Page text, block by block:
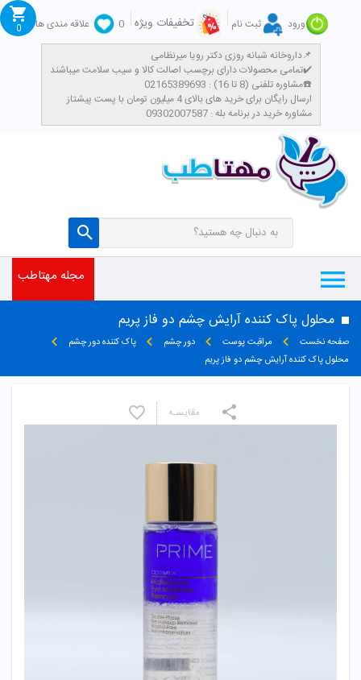
ورود ثبت نام تخفیفات ویژه 0
علاقه مندی ها
داروخانه شبانه روزی دکتر رویا میرنظامی📌
تمامی محصولات دارای برچسب اصالت کالا و سیب سلامت میباشند✔️
مشاوره تلفنی (8 تا 16) : 02165389693☎️
​ارسال رایگان برای خرید های بالای 4 میلیون تومان با پست پیشتاز
مشاوره خرید در برنامه بله : 09302007587
0
مجله مهتاطب
محلول پاک کننده آرایش چشم دو فاز پریم
صفحه نخست مراقبت پوست دور چشم
پاک کننده دور چشم
محلول پاک کننده آرایش چشم دو فاز پریم
مقایسـه